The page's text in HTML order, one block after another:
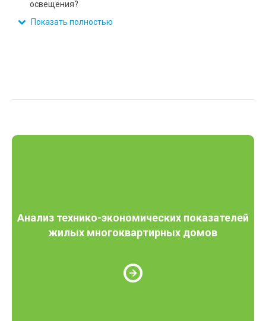
освещения?
Показать полностью
Анализ технико-экономических показателей
жилых многоквартирных домов